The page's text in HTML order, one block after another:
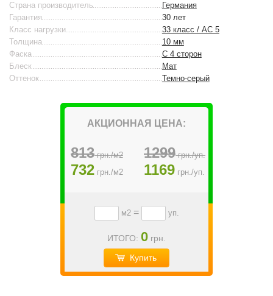
Германия
Страна производитель
30 лет
Гарантия
33 класс / AC 5
Класс нагрузки
10 мм
Толщина
С 4 сторон
Фаска
Мат
Блеск
Темно-серый
Оттенок
АКЦИОННАЯ ЦЕНА:
813грн./м2
732 грн./м2
1299грн./уп.
1169 грн./уп.
м2= уп.
ИТОГО: 0 грн.
Купить